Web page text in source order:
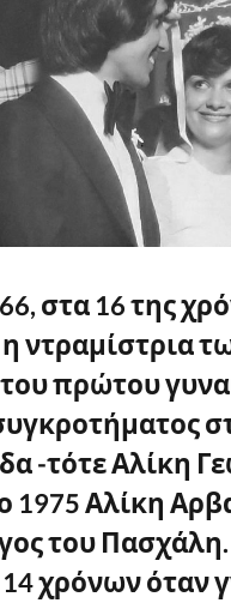
στα 16 της
ντραμίστρια
πρώτου
-τότε Αλίκη
1975 Αλίκη
του
χρόνων όταν